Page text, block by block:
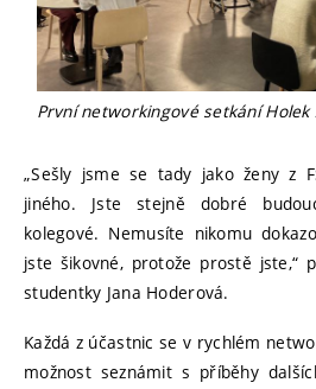
První networkingové setkání
„Sešly jsme se tady jako ženy z
jiného. Jste stejně dobré
kolegové. Nemusíte nikomu
jste šikovné, protože prostě jste,“
studentky Jana Hoderová.
Každá z účastnic se v rychlém
možnost seznámit s příběhy